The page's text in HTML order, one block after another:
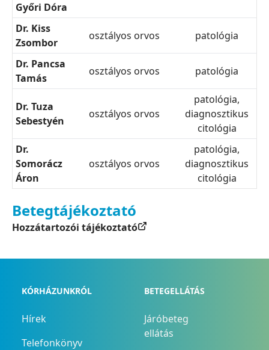
Győri Dóra
Dr. Kiss
Zsombor
osztályos orvos patológia
Dr. Pancsa
Tamás
osztályos orvos patológia
Dr. Tuza
Sebestyén
osztályos orvos
patológia,
diagnosztikus
citológia
Dr.
Somorácz
Áron
osztályos orvos
patológia,
diagnosztikus
citológia
Betegtájékoztató
Hozzátartozói tájékoztató
KÓRHÁZUNKRÓL
Hírek
Telefonkönyv
BETEGELLÁTÁS
Járóbeteg
ellátás